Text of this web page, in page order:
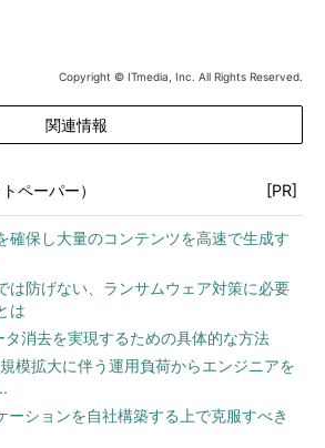
Copyright © ITmedia, Inc. All Rights Reserved.
関連情報
ペーパー） [PR]
確保し大量のコンテンツを高速で生成す
は防げない、ランサムウェア対策に必要
は
タ消去を実現するための具体的な方法
模拡大に伴う運用負荷からエンジニアを
ーションを自社構築する上で克服すべき